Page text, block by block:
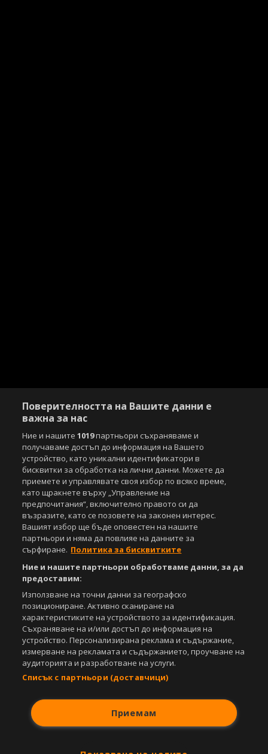
Поверителността на Вашите данни е
важна за нас
Ние и нашите1019партньори съхраняваме и
получаваме достъп до информация на Вашето
устройство, като уникални идентификатори в
бисквитки за обработка на лични данни. Можете да
приемете и управлявате своя избор по всяко време,
като щракнете върху „Управление на
предпочитания“, включително правото си да
възразите, като се позовете на законен интерес.
Вашият избор ще бъде оповестен на нашите
партньори и няма да повлияе на данните за
сърфиране. Политика за бисквитките
Ние и нашите партньори обработваме данни, за да
предоставим:
Използване на точни данни за географско
позициониране. Активно сканиране на
характеристиките на устройството за идентификация.
Съхраняване на и/или достъп до информация на
устройство. Персонализирана реклама и съдържание,
измерване на рекламата и съдържанието, проучване на
аудиторията и разработване на услуги.
Списък с партньори (доставчици)
Приемам